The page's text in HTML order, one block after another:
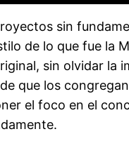
sin
de lo que fue la
sin olvidar la
que los
el foco en el